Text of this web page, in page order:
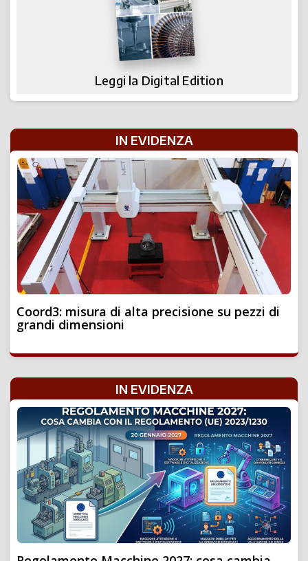
Leggi la Digital Edition
IN EVIDENZA
Coord3: misura di alta precisione su pezzi di
grandi dimensioni
IN EVIDENZA